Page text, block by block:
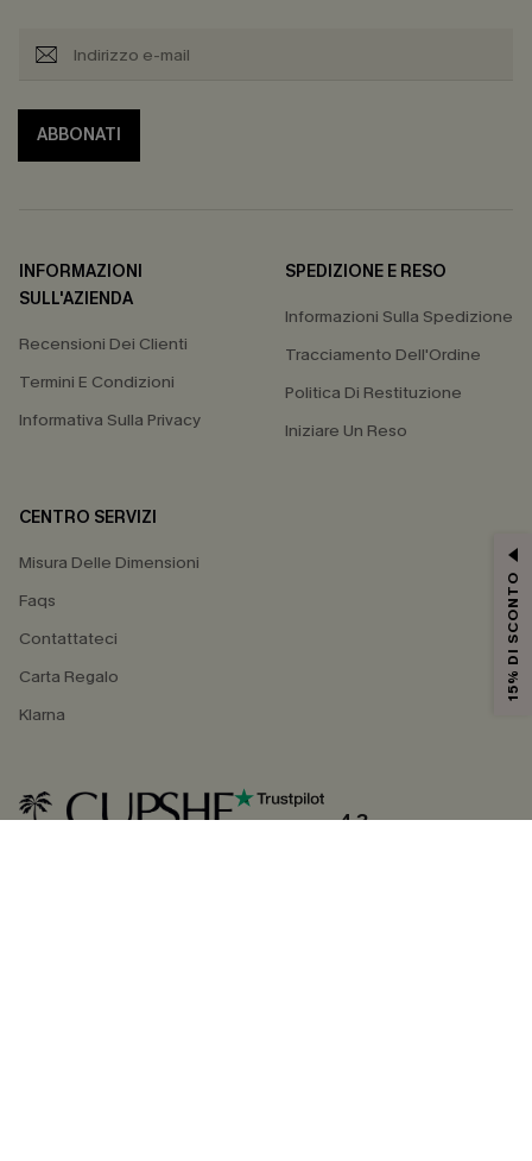
ABBONATI
INFORMAZIONI
SULL'AZIENDA
Recensioni Dei Clienti
Termini E Condizioni
Informativa Sulla Privacy
SPEDIZIONE E RESO
Informazioni Sulla Spedizione
Tracciamento Dell'Ordine
Politica Di Restituzione
Iniziare Un Reso
CENTRO SERVIZI
Misura Delle Dimensioni
Faqs
Contattateci
Carta Regalo
Klarna
4.3
15% DI SCONTO